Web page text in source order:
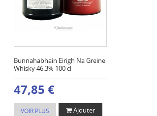
Bunnahabhain Eirigh Na Greine
Whisky 46.3% 100 cl
47,85 €
VOIR PLUS Ajouter